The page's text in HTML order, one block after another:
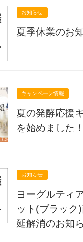
お知らせ
夏季休業のお
キャンペーン情報
夏の発酵応援
を始めました！
お知らせ
ヨーグルティ
ット(ブラック
延解消のお知